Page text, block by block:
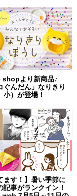
より新商品♪
ぐんだん」なりきり
小）が登場！
ます！】暑い季節に
記事がランクイン！